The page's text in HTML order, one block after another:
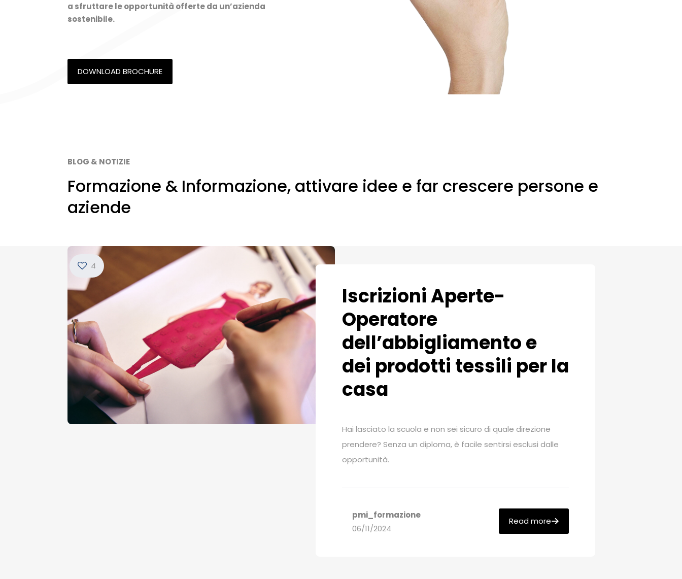
a sfruttare le opportunità offerte da un’azienda
sostenibile.
DOWNLOAD BROCHURE
BLOG & NOTIZIE
Formazione & Informazione, attivare idee e far crescere persone e
aziende
4
Iscrizioni Aperte-
Operatore
dell’abbigliamento e
dei prodotti tessili per la
casa
Hai lasciato la scuola e non sei sicuro di quale direzione
prendere? Senza un diploma, è facile sentirsi esclusi dalle
opportunità.
pmi_formazione
06/11/2024
Read more